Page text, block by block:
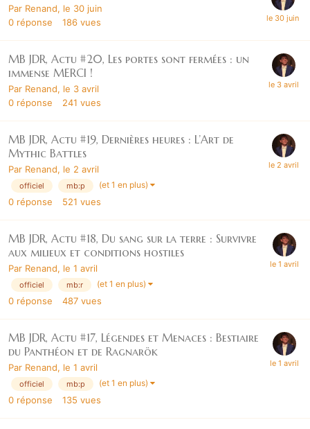
Par Renand, le 30 juin
0 réponse 186 vues
MB JDR, Actu #20, Les portes sont fermées : un
immense MERCI !
Par Renand, le 3 avril
0 réponse 241 vues
MB JDR, Actu #19, Dernières heures : L’Art de
Mythic Battles
Par Renand, le 2 avril
officiel mb:p (et 1 en plus)
0 réponse 521 vues
MB JDR, Actu #18, Du sang sur la terre : Survivre
aux milieux et conditions hostiles
Par Renand, le 1 avril
officiel mb:r (et 1 en plus)
0 réponse 487 vues
MB JDR, Actu #17, Légendes et Menaces : Bestiaire
du Panthéon et de Ragnarök
Par Renand, le 1 avril
officiel mb:p (et 1 en plus)
0 réponse 135 vues